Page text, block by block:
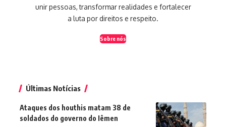
unir pessoas, transformar realidades e fortalecer
a luta por direitos e respeito.
Sobre nós
Últimas Notícias
Ataques dos houthis matam 38 de
soldados do governo do Iêmen